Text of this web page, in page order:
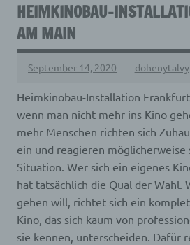
HEIMKINOBAU-
AM MAIN
September 14, 2020 dohenytalvy
Heimkinobau-Installation
wenn man nicht mehr ins Kino
mehr Menschen richten sich
ein und reagieren möglicherweise
Situation. Wer sich ein eigenes
hat tatsächlich die Qual der Wahl.
gehen will, richtet sich ein
Kino, das sich kaum von
sie kennen, unterscheiden. Dafür